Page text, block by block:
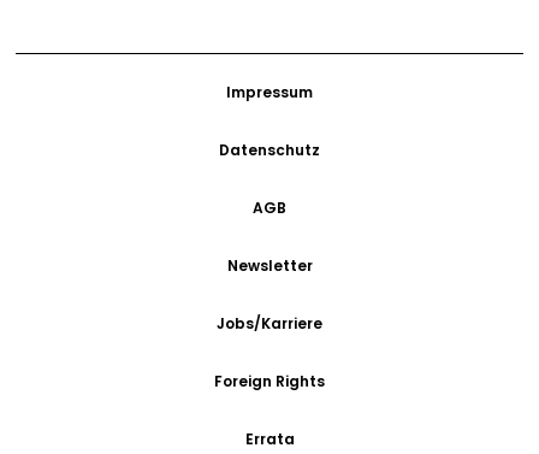
Impressum
Datenschutz
AGB
Newsletter
Jobs/Karriere
Foreign Rights
Errata